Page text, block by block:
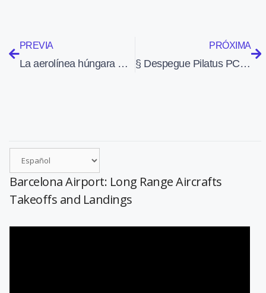
PREVIA
La aerolínea húngara Malev deja de volar después de 66 años por la elevada deuda
PRÓXIMA
§ Despegue Pilatus PC-12 del Aeropuerto de Sabadell
Barcelona Airport: Long Range Aircrafts
Takeoffs and Landings